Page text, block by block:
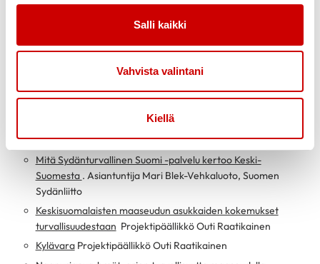
Salli kaikki
Vahvista valintani
Kiellä
sydänpiiri ry
Kokonaisturvallisuus, Ylitarkastaja Mari Kyllönen, Länsi- ja
Sisä-Suomen aluehallintovirasto
Projektipäällikkö Pekka Rintala, Kyläturvallisuus 2025-
hanke, Suomen Kylät ry
Mitä Sydänturvallinen Suomi -palvelu kertoo Keski-
Suomesta . Asiantuntija Mari Blek-Vehkaluoto, Suomen
Sydänliitto
Keskisuomalaisten maaseudun asukkaiden kokemukset
turvallisuudestaan Projektipäällikkö Outi Raatikainen
KylävaraProjektipäällikkö Outi Raatikainen